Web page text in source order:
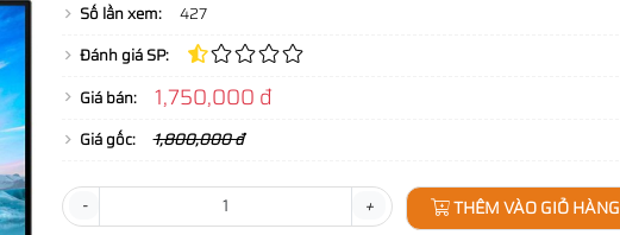
Số lần xem:
427
Đánh giá SP:
Giá bán:
1,750,000 đ
Giá gốc: 1,800,000 đ
- + THÊM VÀO GIỎ HÀNG